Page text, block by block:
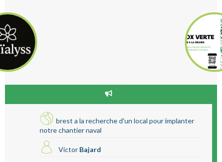
brest a la recherche d'un local pour implanter
notre chantier naval
Victor Bajard